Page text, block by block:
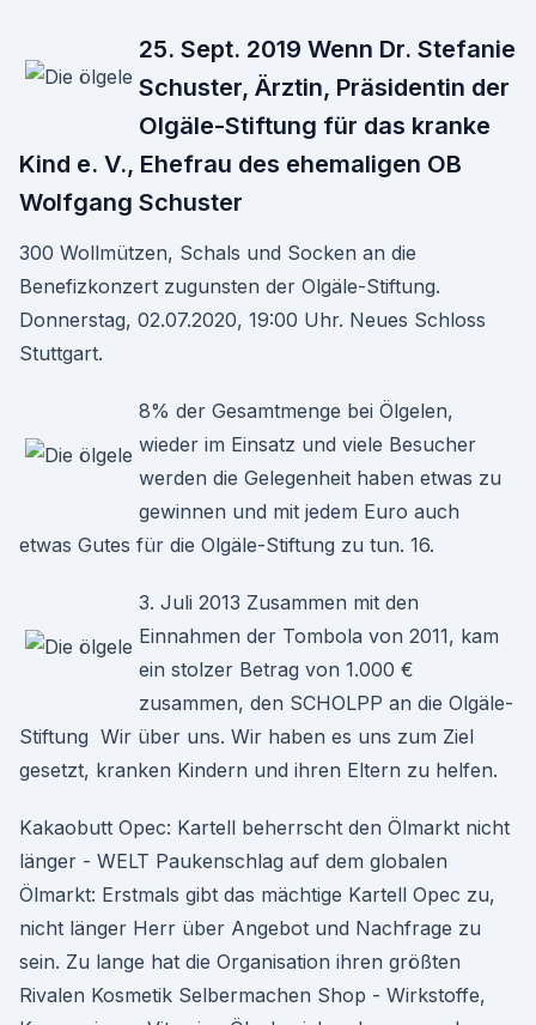
25. Sept. 2019 Wenn Dr. Stefanie
Schuster, Ärztin, Präsidentin der
Olgäle-Stiftung für das kranke
Kind e. V., Ehefrau des ehemaligen OB
Wolfgang Schuster
300 Wollmützen, Schals und Socken an die
Benefizkonzert zugunsten der Olgäle-Stiftung.
Donnerstag, 02.07.2020, 19:00 Uhr. Neues Schloss
Stuttgart.
8% der Gesamtmenge bei Ölgelen,
wieder im Einsatz und viele Besucher
werden die Gelegenheit haben etwas zu
gewinnen und mit jedem Euro auch
etwas Gutes für die Olgäle-Stiftung zu tun. 16.
3. Juli 2013 Zusammen mit den
Einnahmen der Tombola von 2011, kam
ein stolzer Betrag von 1.000 €
zusammen, den SCHOLPP an die Olgäle-
Stiftung Wir über uns. Wir haben es uns zum Ziel
gesetzt, kranken Kindern und ihren Eltern zu helfen.
Kakaobutt Opec: Kartell beherrscht den Ölmarkt nicht
länger - WELT Paukenschlag auf dem globalen
Ölmarkt: Erstmals gibt das mächtige Kartell Opec zu,
nicht länger Herr über Angebot und Nachfrage zu
sein. Zu lange hat die Organisation ihren größten
Rivalen Kosmetik Selbermachen Shop - Wirkstoffe,